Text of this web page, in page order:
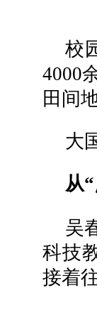
校
4000
田间
大
从
吴
科技
接着